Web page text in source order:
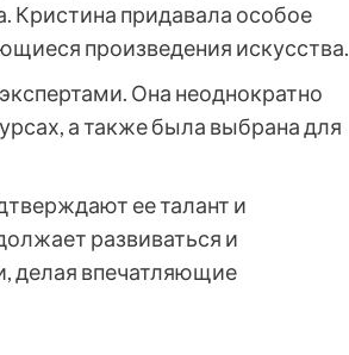
Кристина придавала особое
произведения искусства.
Она неоднократно
а также была выбрана для
ее талант и
развиваться и
делая впечатляющие